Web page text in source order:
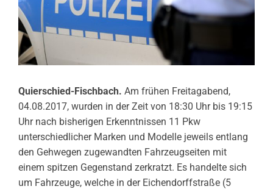
Quierschied-Fischbach. Am frühen Freitagabend,
04.08.2017, wurden in der Zeit von 18:30 Uhr bis 19:15
Uhr nach bisherigen Erkenntnissen 11 Pkw
unterschiedlicher Marken und Modelle jeweils entlang
den Gehwegen zugewandten Fahrzeugseiten mit
einem spitzen Gegenstand zerkratzt. Es handelte sich
um Fahrzeuge, welche in der Eichendorffstraße (5